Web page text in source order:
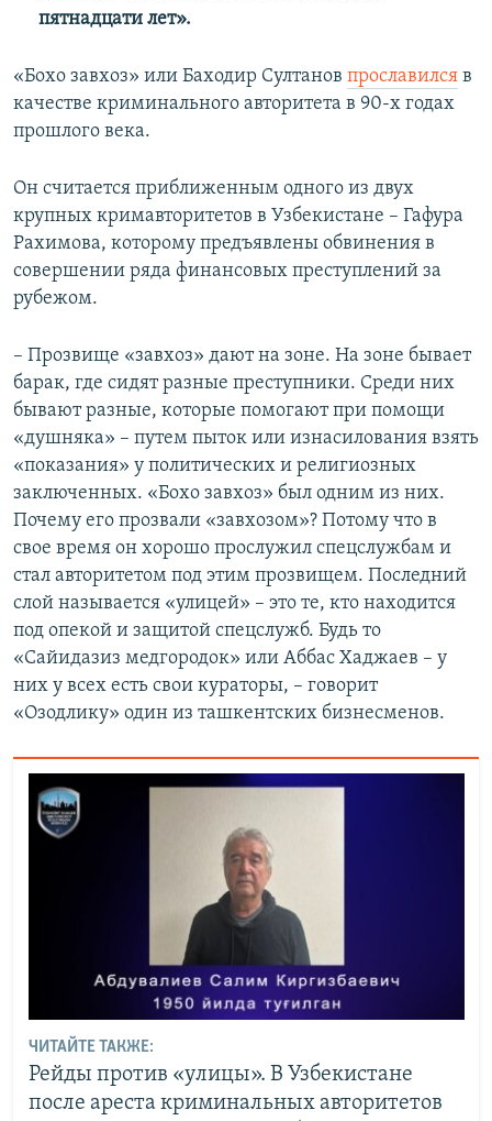
пятнадцати лет».
«Бохо завхоз» или Баходир Султанов прославился в
качестве криминального авторитета в 90-х годах
прошлого века.
Он считается приближенным одного из двух
крупных кримавторитетов в Узбекистане – Гафура
Рахимова, которому предъявлены обвинения в
совершении ряда финансовых преступлений за
рубежом.
– Прозвище «завхоз» дают на зоне. На зоне бывает
барак, где сидят разные преступники. Среди них
бывают разные, которые помогают при помощи
«душняка» – путем пыток или изнасилования взять
«показания» у политических и религиозных
заключенных. «Бохо завхоз» был одним из них.
Почему его прозвали «завхозом»? Потому что в
свое время он хорошо прослужил спецслужбам и
стал авторитетом под этим прозвищем. Последний
слой называется «улицей» – это те, кто находится
под опекой и защитой спецслужб. Будь то
«Сайидазиз медгородок» или Аббас Хаджаев – у
них у всех есть свои кураторы, – говорит
«Озодлику» один из ташкентских бизнесменов.
ЧИТАЙТЕ ТАКЖЕ:
Рейды против «улицы». В Узбекистане
после ареста криминальных авторитетов